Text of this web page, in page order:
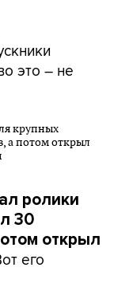
это – не
ролики
30
открыл
его